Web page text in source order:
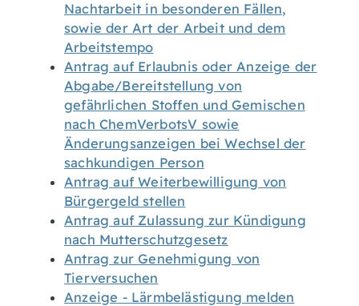
Nachtarbeit in besonderen Fällen,
sowie der Art der Arbeit und dem
Arbeitstempo
Antrag auf Erlaubnis oder Anzeige der
Abgabe/Bereitstellung von
gefährlichen Stoffen und Gemischen
nach ChemVerbotsV sowie
Änderungsanzeigen bei Wechsel der
sachkundigen Person
Antrag auf Weiterbewilligung von
Bürgergeld stellen
Antrag auf Zulassung zur Kündigung
nach Mutterschutzgesetz
Antrag zur Genehmigung von
Tierversuchen
Anzeige - Lärmbelästigung melden